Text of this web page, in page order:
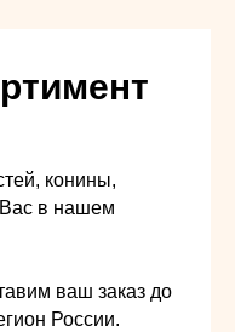
конины,
Вас в нашем
ваш заказ до
России.